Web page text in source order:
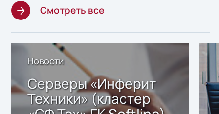
Смотреть все
Новости
Серверы «Инферит
Техники» (кластер